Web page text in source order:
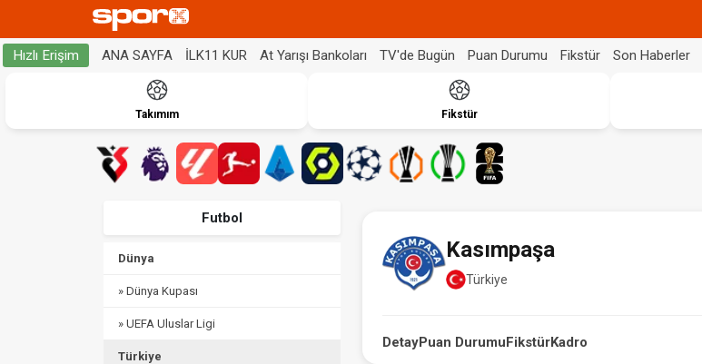
Hızlı Erişim ANA SAYFA İLK11 KUR At Yarışı Bankoları TV'de Bugün Puan Durumu Fikstür Son Haberler
Takımım Fikstür
Futbol
Dünya
» Dünya Kupası
» UEFA Uluslar Ligi
Türkiye
Kasımpaşa
Türkiye
DetayPuan DurumuFikstürKadro